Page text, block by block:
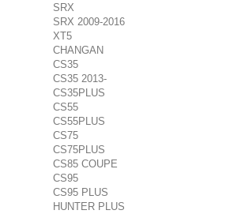
SRX
SRX 2009-2016
XT5
CHANGAN
CS35
CS35 2013-
CS35PLUS
CS55
CS55PLUS
CS75
CS75PLUS
CS85 COUPE
CS95
CS95 PLUS
HUNTER PLUS